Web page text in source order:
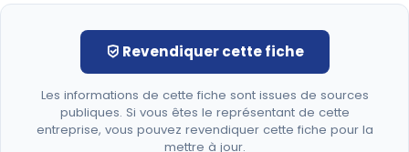
Revendiquer cette fiche
Les informations de cette fiche sont issues de sources
publiques. Si vous êtes le représentant de cette
entreprise, vous pouvez revendiquer cette fiche pour la
mettre à jour.